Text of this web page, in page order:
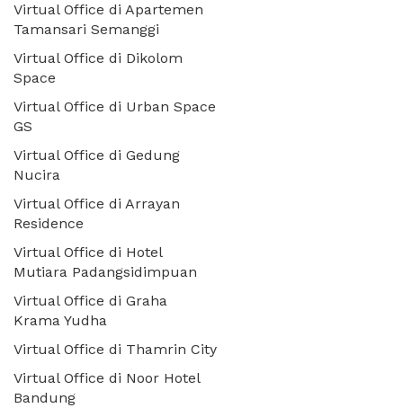
Virtual Office di Apartemen
Tamansari Semanggi
Virtual Office di Dikolom
Space
Virtual Office di Urban Space
GS
Virtual Office di Gedung
Nucira
Virtual Office di Arrayan
Residence
Virtual Office di Hotel
Mutiara Padangsidimpuan
Virtual Office di Graha
Krama Yudha
Virtual Office di Thamrin City
Virtual Office di Noor Hotel
Bandung